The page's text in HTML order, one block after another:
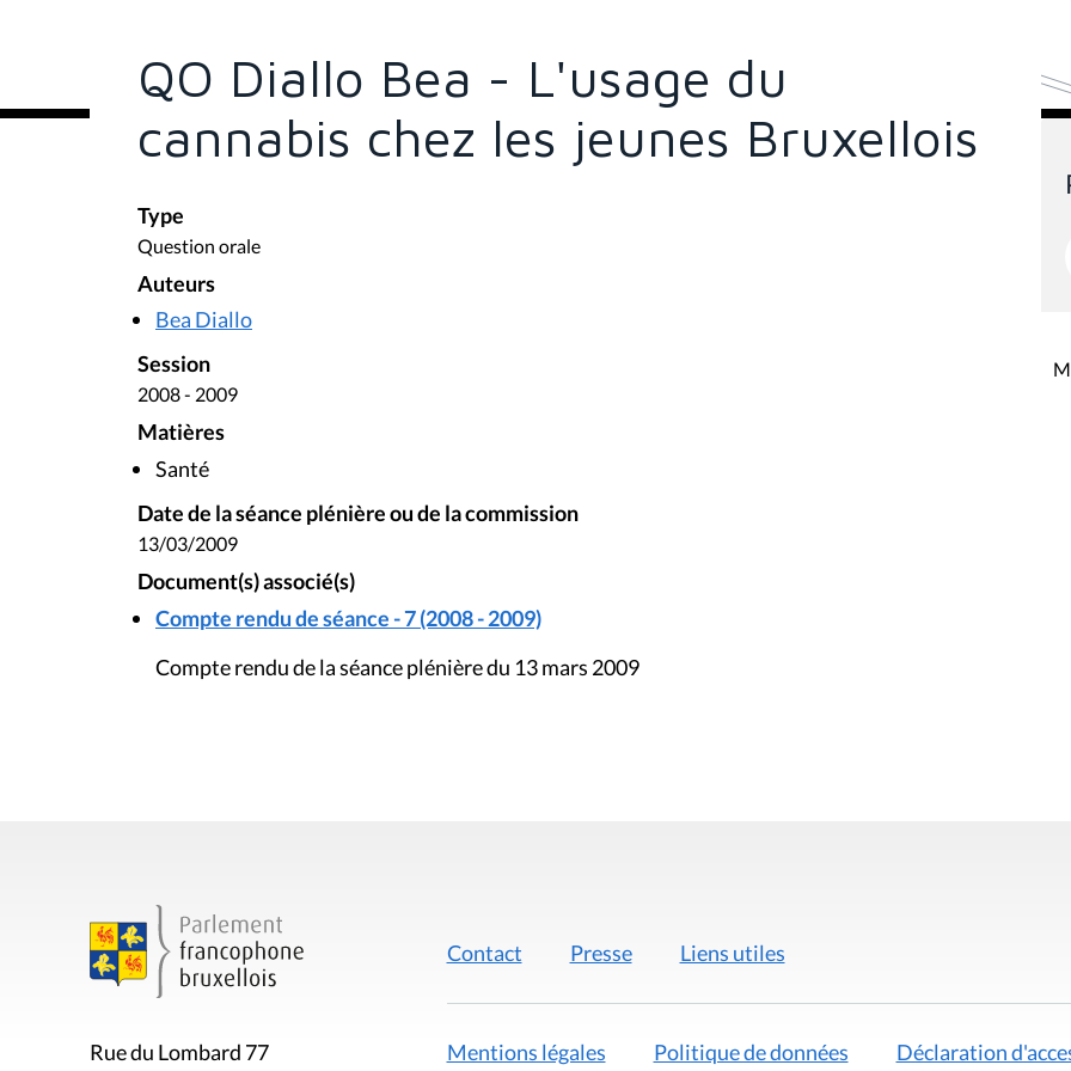
sQO Diallo Bea - L'usage du
cannabis chez les jeunes Bruxellois
Type
Question orale
Auteurs
Bea Diallo
Session
2008 - 2009
Matières
Santé
Date de la séance plénière ou de la commission
13/03/2009
Document(s) associé(s)
Compte rendu de séance - 7 (2008 - 2009)
Compte rendu de la séance plénière du 13 mars 2009
Rue du Lombard 77
Contact Presse Liens utiles
Mentions légales Politique de données Déclaration